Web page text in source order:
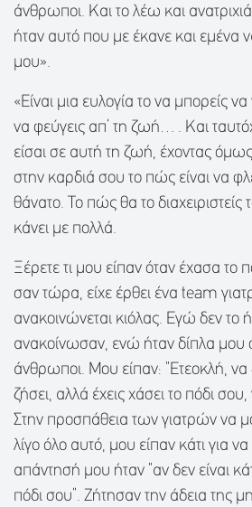
άνθρωποι. Και το λέω και
ήταν αυτό που με έκανε και εμένα
μου».
«Είναι μια ευλογία το να μπορείς
να φεύγεις απ’ τη ζωή… . Και
είσαι σε αυτή τη ζωή, έχοντας
στην καρδιά σου το πώς είναι να
θάνατο. Το πώς θα το διαχειριστείς
κάνει με πολλά.
Ξέρετε τι μου είπαν όταν έχασα το
σαν τώρα, είχε έρθει ένα team
ανακοινώνεται κιόλας. Εγώ δεν το
ανακοίνωσαν, ενώ ήταν δίπλα μου
άνθρωποι. Μου είπαν: “Ετεοκλή, να
ζήσει, αλλά έχεις χάσει το πόδι σου,
Στην προσπάθεια των γιατρών να
λίγο όλο αυτό, μου είπαν κάτι για
απάντησή μου ήταν “αν δεν είναι
πόδι σου”. Ζήτησαν την άδεια της